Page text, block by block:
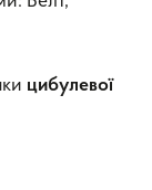
цибулевої